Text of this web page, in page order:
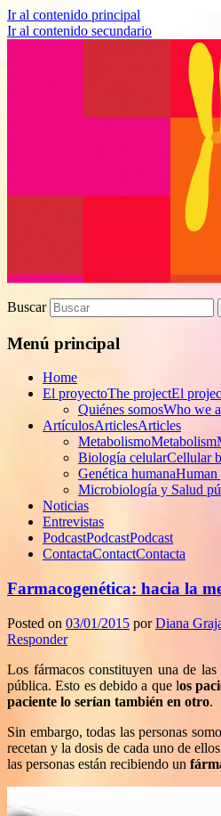
Ir al contenido principal
Ir al contenido secundario
How I met your
Proyecto de
Buscar
Menú principal
Home
El proyectoThe projectEl
Quiénes somosWho we
ArtículosArticlesArticles
MetabolismoMetabolism
Biología celularCellular
Genética humanaHuman
Microbiología y Salud
Noticias
Entrevistas
PodcastPodcastPodcast
ContactaContactContacta
Farmacogenética: hacia la
Posted on 03/01/2015 porDiana
Responder
Los fármacos constituyen una de las
pública. Esto es debido a que los
paciente lo serían también en otro.
Sin embargo, todas las personas
recetan y la dosis de cada uno de
las personas están recibiendo un